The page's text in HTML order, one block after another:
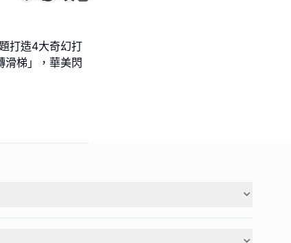
打造4大奇幻打
滑梯」，華美閃